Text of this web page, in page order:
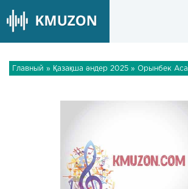
Главный » Қазақша әндер 2025 » Орынбек